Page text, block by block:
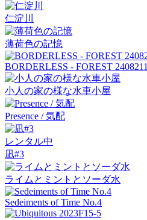
仁淀川
薄荷色の記憶
BORDERLESS - FOREST 2408211
小人の家の様な水車小屋
Presence / 気配
レンタル中
凪#3
ライムとミントとソーダ水
Sedeiments of Time No.4